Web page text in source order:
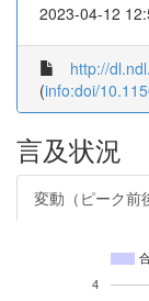
2023-04-12
http://
(info:doi/
言及状況
変動（ピーク前
4